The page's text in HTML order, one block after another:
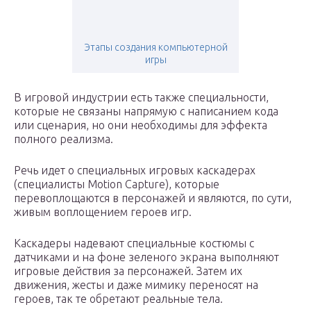
Этапы создания компьютерной
игры
В игровой индустрии есть также специальности,
которые не связаны напрямую с написанием кода
или сценария, но они необходимы для эффекта
полного реализма.
Речь идет о специальных игровых каскадерах
(специалисты Motion Capture), которые
перевоплощаются в персонажей и являются, по сути,
живым воплощением героев игр.
Каскадеры надевают специальные костюмы с
датчиками и на фоне зеленого экрана выполняют
игровые действия за персонажей. Затем их
движения, жесты и даже мимику переносят на
героев, так те обретают реальные тела.